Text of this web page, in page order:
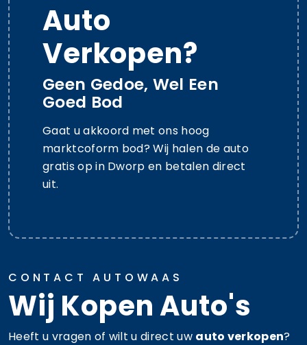
Auto
Verkopen?
Geen Gedoe, Wel Een
Goed Bod
Gaat u akkoord met ons hoog
marktcoform bod? Wij halen de auto
gratis op in Dworp en betalen direct
uit.
CONTACT AUTOWAAS
Wij Kopen Auto's
Heeft u vragen of wilt u direct uw auto verkopen?